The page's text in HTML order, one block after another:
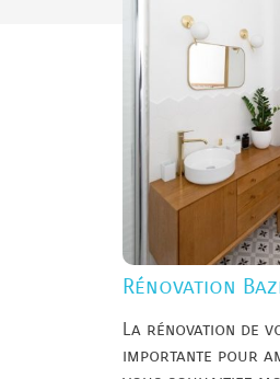
Rénovation
La rénovation de
importante pour